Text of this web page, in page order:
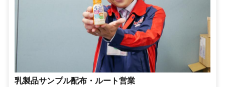
乳製品サンプル配布・ルート営業